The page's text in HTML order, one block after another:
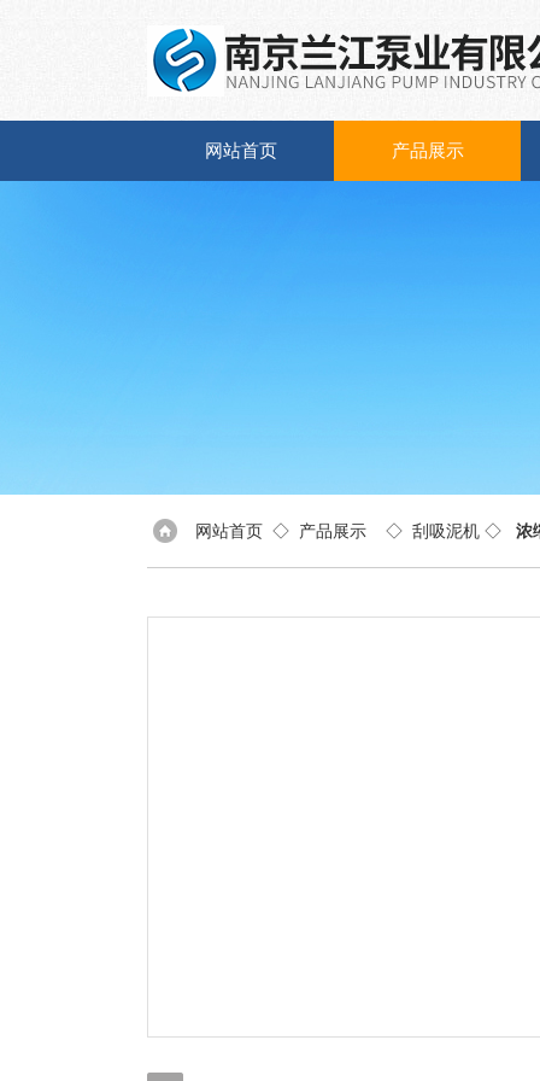
网站首页 产品展示
网站首页 ◇ 产品展示 ◇ 刮吸泥机 ◇ 浓